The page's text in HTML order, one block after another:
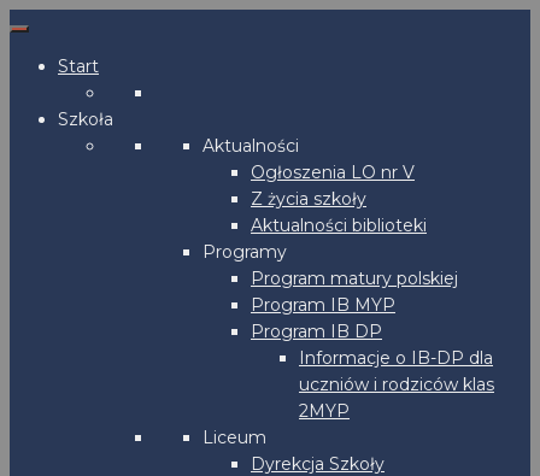
Start
Szkoła
Aktualności
Ogłoszenia LO nr V
Z życia szkoły
Aktualności biblioteki
Programy
Program matury polskiej
Program IB MYP
Program IB DP
Informacje o IB-DP dla
uczniów i rodziców klas
2MYP
Liceum
Dyrekcja Szkoły